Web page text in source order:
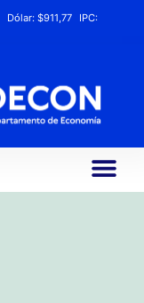
Dólar: $911,77
IPC: